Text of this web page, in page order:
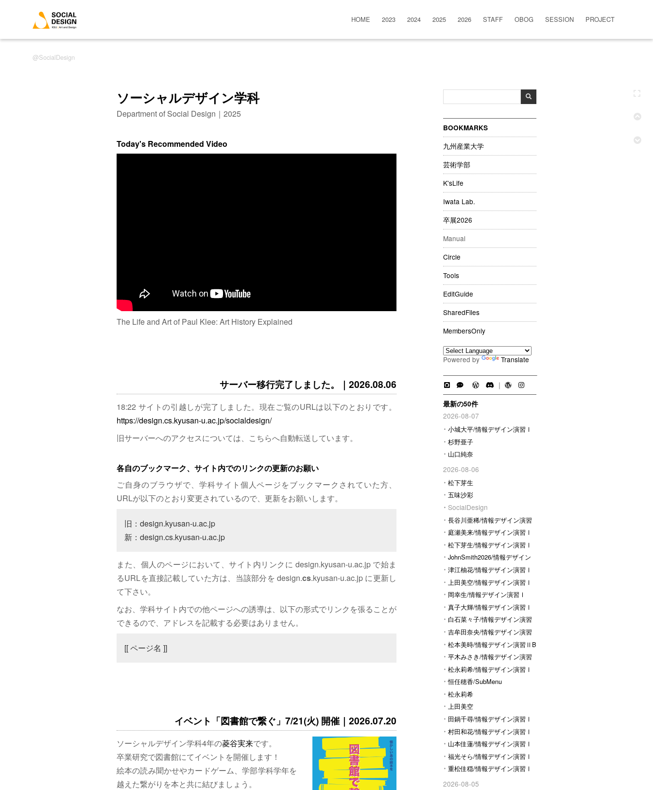
SocialDesign
HOME 2023 2024 2025 2026 STAFF OBOG SESSION PROJECT
BOOKMARKS
九州産業大学
芸術学部
K'sLife
Iwata Lab.
卒展2026
Manual
Circle
Tools
EditGuide
SharedFiles
MembersOnly
Powered by Translate
｜
最新の50件
2026-08-07
小城大平/情報デザイン演習Ⅰ
杉野亜子
山口純奈
2026-08-06
松下芽生
五味沙彩
SocialDesign
長谷川亜稀/情報デザイン演習
Ⅰ 庭瀬美来/情報デザイン演習Ⅰ
松下芽生/情報デザイン演習Ⅰ
JohnSmith2026/情報デザイン
演習I
津江柚花/情報デザイン演習Ⅰ
上田美空/情報デザイン演習Ⅰ
岡幸生/情報デザイン演習Ⅰ
真子大輝/情報デザイン演習Ⅰ
白石菜々子/情報デザイン演習
Ⅰ 吉牟田奈央/情報デザイン演習
Ⅰ 松本美時/情報デザイン演習ⅡB
平木みさき/情報デザイン演習
Ⅰ 松永莉希/情報デザイン演習Ⅰ
恒任穂香/SubMenu
松永莉希
上田美空
田鍋千尋/情報デザイン演習Ⅰ
村田和花/情報デザイン演習Ⅰ
山本佳蓮/情報デザイン演習Ⅰ
福光そら/情報デザイン演習Ⅰ
重松佳穏/情報デザイン演習Ⅰ
2026-08-05
ソーシャルデザイン学科
Department of Social Design｜2025
Today's Recommended Video
The Life and Art of Paul Klee: Art History Explained
サーバー移行完了しました。｜2026.08.06
18:22 サイトの引越しが完了しました。現在ご覧のURLは以下のとおりです。
https://design.cs.kyusan-u.ac.jp/socialdesign/
旧サーバーへのアクセスについては、こちらへ自動転送しています。
各自のブックマーク、サイト内でのリンクの更新のお願い
ご自身のブラウザで、学科サイト個人ページをブックマークされていた方、
URLが以下のとおり変更されているので、更新をお願いします。
旧：design.kyusan-u.ac.jp
新：design.cs.kyusan-u.ac.jp
また、個人のページにおいて、サイト内リンクに design.kyusan-u.ac.jp で始ま
るURLを直接記載していた方は、当該部分を design.cs.kyusan-u.ac.jp に更新し
て下さい。
なお、学科サイト内での他ページへの誘導は、以下の形式でリンクを張ることが
できるので、アドレスを記載する必要はありません。
[[ ページ名 ]]
イベント「図書館で繋ぐ」7/21(火) 開催｜2026.07.20
ソーシャルデザイン学科4年の菱谷実来です。
卒業研究で図書館にてイベントを開催します！
絵本の読み聞かせやカードゲーム、学部学科学年を
越えた繋がりを本と共に結びましょう。